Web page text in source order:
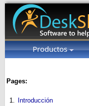
Productos
Pages:
1.
Introducción